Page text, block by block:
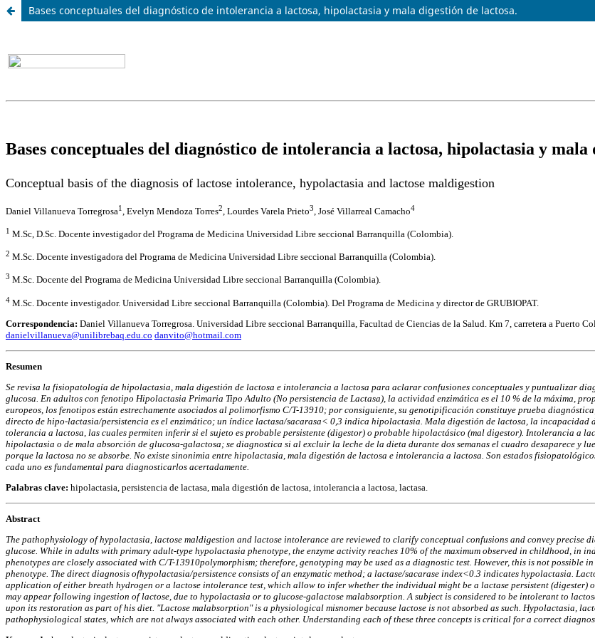
Bases conceptuales del diagnóstico de intolerancia a lactosa, hipolactasia y mala digestión de lactosa.